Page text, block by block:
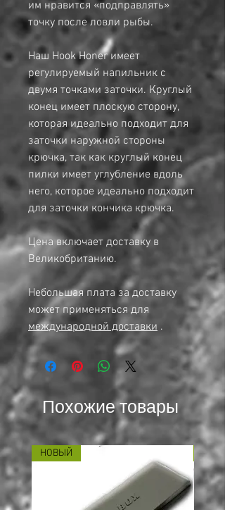
им нравится «подправлять»
точку после ловли рыбы.
Наш Hook Honer имеет
регулируемый напильник с
двумя точками заточки. Круглый
конец имеет плоскую сторону,
которая идеально подходит для
заточки наружной стороны
крючка, так как круглый конец
пилки имеет углубление вдоль
него, которое идеально подходит
для заточки кончика крючка.
Цена включает доставку в
Великобританию.
Небольшая плата за доставку
может применяться для
международной доставки .
Похожие товары
НОВЫЙ